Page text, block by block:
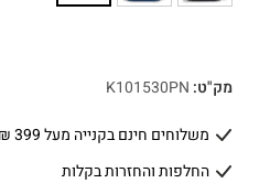
מק"ט: K101530PN
משלוחים חינם בקנייה מעל 399 ₪
החלפות והחזרות בקלות